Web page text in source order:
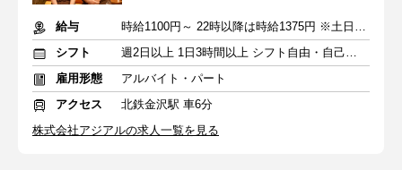
給与
時給1100円～ 22時以降は時給1375円 ※土日祝は時給50円UP
シフト
週2日以上 1日3時間以上 シフト自由・自己申告
雇用形態
アルバイト・パート
アクセス
北鉄金沢駅 車6分
株式会社アジアルの求人一覧を見る